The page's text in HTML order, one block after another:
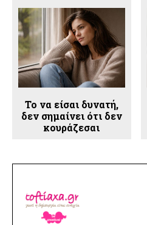
Το να είσαι δυνατή,
δεν σημαίνει ότι δεν
κουράζεσαι